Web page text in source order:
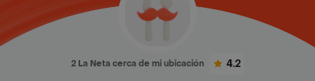
2 La Neta cerca de mi ubicación 4.2